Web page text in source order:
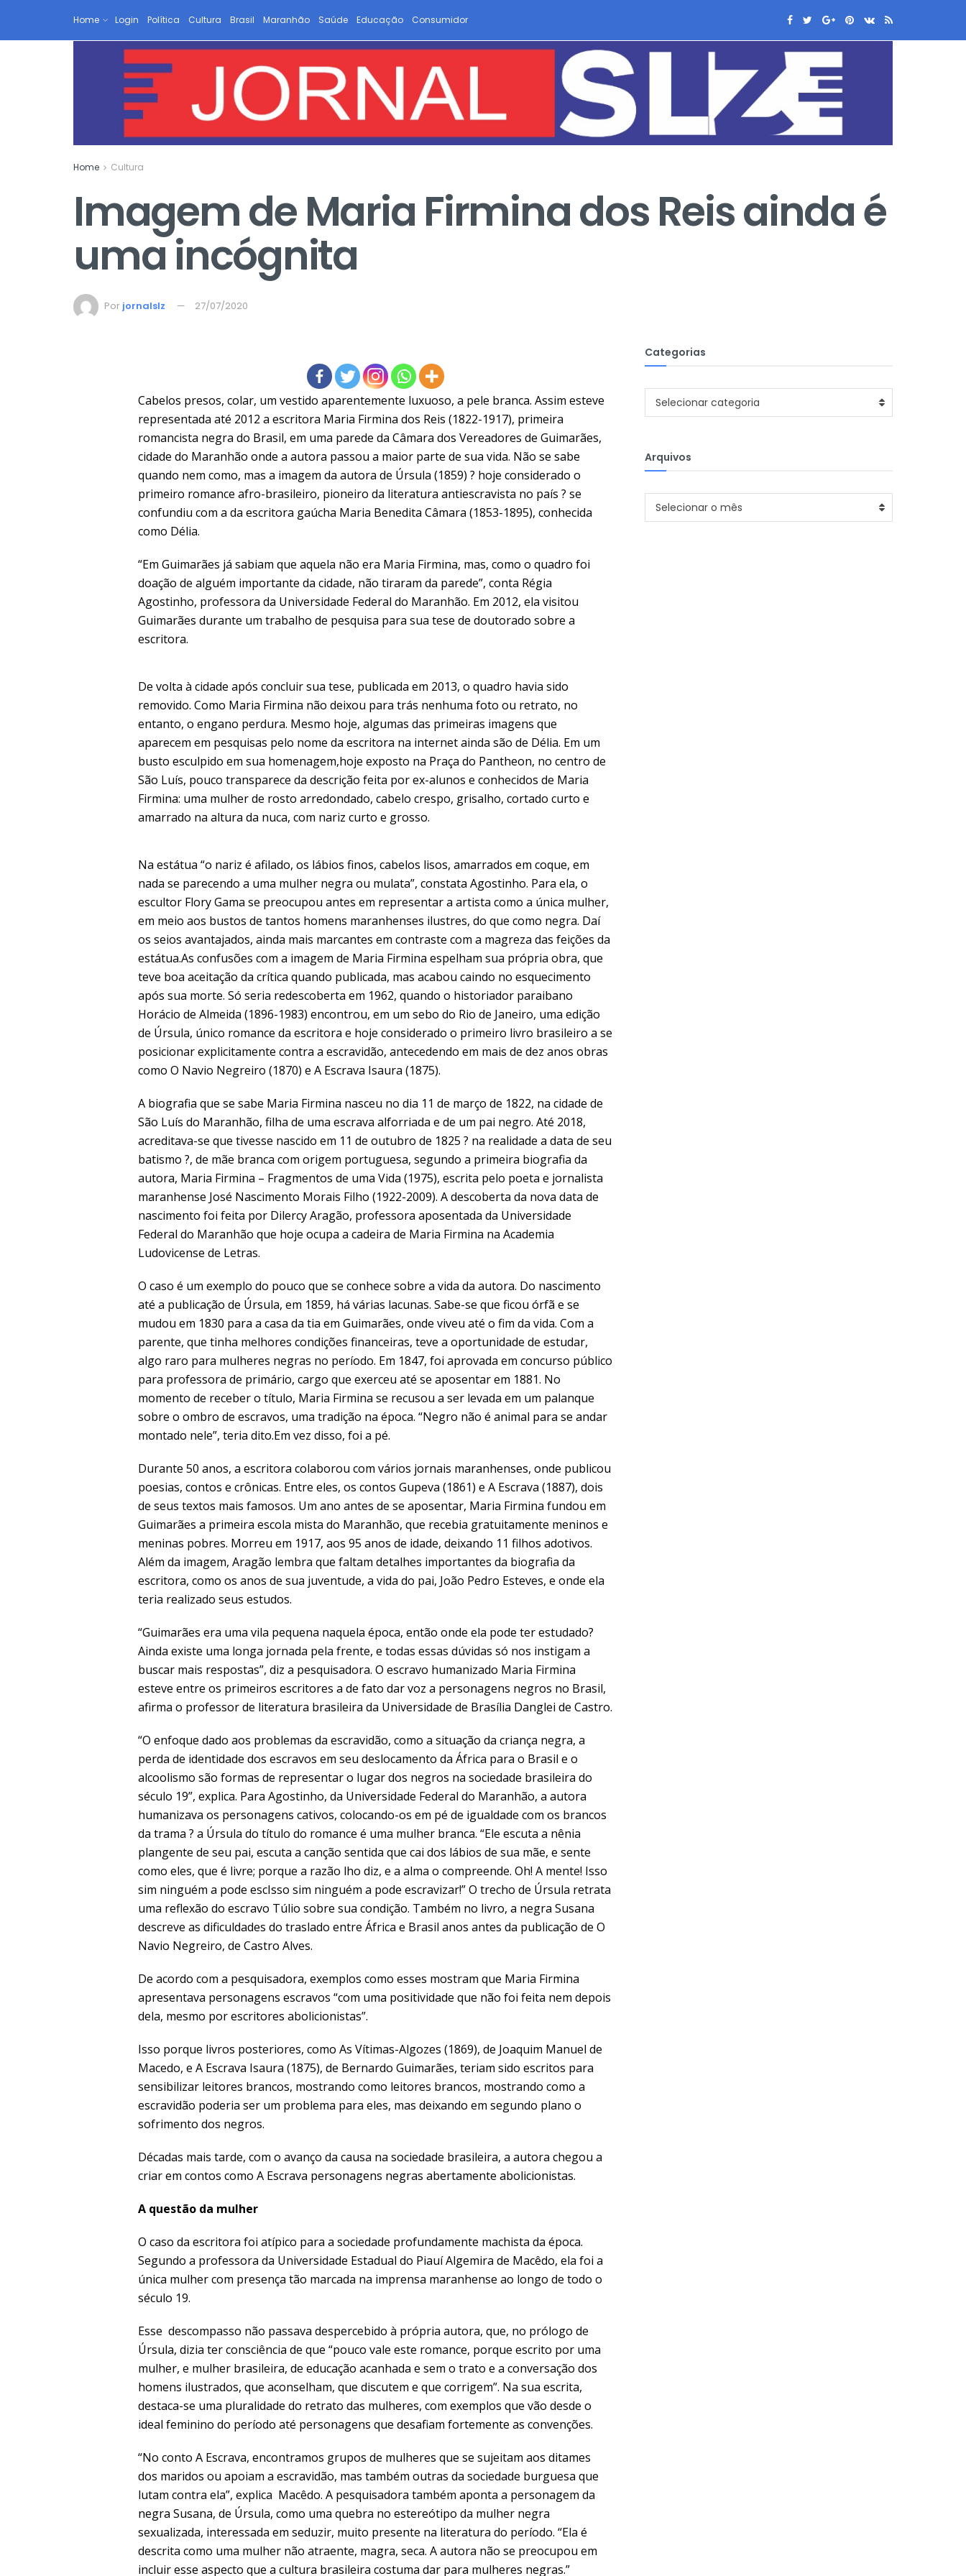
Home Login Política Cultura Brasil Maranhão Saúde Educação Consumidor
Home Cultura
Imagem de Maria Firmina dos Reis ainda é
uma incógnita
Por jornalslz 27/07/2020
Cabelos presos, colar, um vestido aparentemente luxuoso, a pele branca. Assim esteve
representada até 2012 a escritora Maria Firmina dos Reis (1822-1917), primeira
romancista negra do Brasil, em uma parede da Câmara dos Vereadores de Guimarães,
cidade do Maranhão onde a autora passou a maior parte de sua vida. Não se sabe
quando nem como, mas a imagem da autora de Úrsula (1859) ? hoje considerado o
primeiro romance afro-brasileiro, pioneiro da literatura antiescravista no país ? se
confundiu com a da escritora gaúcha Maria Benedita Câmara (1853-1895), conhecida
como Délia.
“Em Guimarães já sabiam que aquela não era Maria Firmina, mas, como o quadro foi
doação de alguém importante da cidade, não tiraram da parede”, conta Régia
Agostinho, professora da Universidade Federal do Maranhão. Em 2012, ela visitou
Guimarães durante um trabalho de pesquisa para sua tese de doutorado sobre a
escritora.
De volta à cidade após concluir sua tese, publicada em 2013, o quadro havia sido
removido. Como Maria Firmina não deixou para trás nenhuma foto ou retrato, no
entanto, o engano perdura. Mesmo hoje, algumas das primeiras imagens que
aparecem em pesquisas pelo nome da escritora na internet ainda são de Délia. Em um
busto esculpido em sua homenagem,hoje exposto na Praça do Pantheon, no centro de
São Luís, pouco transparece da descrição feita por ex-alunos e conhecidos de Maria
Firmina: uma mulher de rosto arredondado, cabelo crespo, grisalho, cortado curto e
amarrado na altura da nuca, com nariz curto e grosso.
Na estátua “o nariz é afilado, os lábios finos, cabelos lisos, amarrados em coque, em
nada se parecendo a uma mulher negra ou mulata”, constata Agostinho. Para ela, o
escultor Flory Gama se preocupou antes em representar a artista como a única mulher,
em meio aos bustos de tantos homens maranhenses ilustres, do que como negra. Daí
os seios avantajados, ainda mais marcantes em contraste com a magreza das feições da
estátua.As confusões com a imagem de Maria Firmina espelham sua própria obra, que
teve boa aceitação da crítica quando publicada, mas acabou caindo no esquecimento
após sua morte. Só seria redescoberta em 1962, quando o historiador paraibano
Horácio de Almeida (1896-1983) encontrou, em um sebo do Rio de Janeiro, uma edição
de Úrsula, único romance da escritora e hoje considerado o primeiro livro brasileiro a se
posicionar explicitamente contra a escravidão, antecedendo em mais de dez anos obras
como O Navio Negreiro (1870) e A Escrava Isaura (1875).
A biografia que se sabe Maria Firmina nasceu no dia 11 de março de 1822, na cidade de
São Luís do Maranhão, filha de uma escrava alforriada e de um pai negro. Até 2018,
acreditava-se que tivesse nascido em 11 de outubro de 1825 ? na realidade a data de seu
batismo ?, de mãe branca com origem portuguesa, segundo a primeira biografia da
autora, Maria Firmina – Fragmentos de uma Vida (1975), escrita pelo poeta e jornalista
maranhense José Nascimento Morais Filho (1922-2009). A descoberta da nova data de
nascimento foi feita por Dilercy Aragão, professora aposentada da Universidade
Federal do Maranhão que hoje ocupa a cadeira de Maria Firmina na Academia
Ludovicense de Letras.
O caso é um exemplo do pouco que se conhece sobre a vida da autora. Do nascimento
até a publicação de Úrsula, em 1859, há várias lacunas. Sabe-se que ficou órfã e se
mudou em 1830 para a casa da tia em Guimarães, onde viveu até o fim da vida. Com a
parente, que tinha melhores condições financeiras, teve a oportunidade de estudar,
algo raro para mulheres negras no período. Em 1847, foi aprovada em concurso público
para professora de primário, cargo que exerceu até se aposentar em 1881. No
momento de receber o título, Maria Firmina se recusou a ser levada em um palanque
sobre o ombro de escravos, uma tradição na época. “Negro não é animal para se andar
montado nele”, teria dito.Em vez disso, foi a pé.
Durante 50 anos, a escritora colaborou com vários jornais maranhenses, onde publicou
poesias, contos e crônicas. Entre eles, os contos Gupeva (1861) e A Escrava (1887), dois
de seus textos mais famosos. Um ano antes de se aposentar, Maria Firmina fundou em
Guimarães a primeira escola mista do Maranhão, que recebia gratuitamente meninos e
meninas pobres. Morreu em 1917, aos 95 anos de idade, deixando 11 filhos adotivos.
Além da imagem, Aragão lembra que faltam detalhes importantes da biografia da
escritora, como os anos de sua juventude, a vida do pai, João Pedro Esteves, e onde ela
teria realizado seus estudos.
“Guimarães era uma vila pequena naquela época, então onde ela pode ter estudado?
Ainda existe uma longa jornada pela frente, e todas essas dúvidas só nos instigam a
buscar mais respostas”, diz a pesquisadora. O escravo humanizado Maria Firmina
esteve entre os primeiros escritores a de fato dar voz a personagens negros no Brasil,
afirma o professor de literatura brasileira da Universidade de Brasília Danglei de Castro.
“O enfoque dado aos problemas da escravidão, como a situação da criança negra, a
perda de identidade dos escravos em seu deslocamento da África para o Brasil e o
alcoolismo são formas de representar o lugar dos negros na sociedade brasileira do
século 19”, explica. Para Agostinho, da Universidade Federal do Maranhão, a autora
humanizava os personagens cativos, colocando-os em pé de igualdade com os brancos
da trama ? a Úrsula do título do romance é uma mulher branca. “Ele escuta a nênia
plangente de seu pai, escuta a canção sentida que cai dos lábios de sua mãe, e sente
como eles, que é livre; porque a razão lho diz, e a alma o compreende. Oh! A mente! Isso
sim ninguém a pode escIsso sim ninguém a pode escravizar!” O trecho de Úrsula retrata
uma reflexão do escravo Túlio sobre sua condição. Também no livro, a negra Susana
descreve as dificuldades do traslado entre África e Brasil anos antes da publicação de O
Navio Negreiro, de Castro Alves.
De acordo com a pesquisadora, exemplos como esses mostram que Maria Firmina
apresentava personagens escravos “com uma positividade que não foi feita nem depois
dela, mesmo por escritores abolicionistas”.
Isso porque livros posteriores, como As Vítimas-Algozes (1869), de Joaquim Manuel de
Macedo, e A Escrava Isaura (1875), de Bernardo Guimarães, teriam sido escritos para
sensibilizar leitores brancos, mostrando como leitores brancos, mostrando como a
escravidão poderia ser um problema para eles, mas deixando em segundo plano o
sofrimento dos negros.
Décadas mais tarde, com o avanço da causa na sociedade brasileira, a autora chegou a
criar em contos como A Escrava personagens negras abertamente abolicionistas.
A questão da mulher
O caso da escritora foi atípico para a sociedade profundamente machista da época.
Segundo a professora da Universidade Estadual do Piauí Algemira de Macêdo, ela foi a
única mulher com presença tão marcada na imprensa maranhense ao longo de todo o
século 19.
Esse descompasso não passava despercebido à própria autora, que, no prólogo de
Úrsula, dizia ter consciência de que “pouco vale este romance, porque escrito por uma
mulher, e mulher brasileira, de educação acanhada e sem o trato e a conversação dos
homens ilustrados, que aconselham, que discutem e que corrigem”. Na sua escrita,
destaca-se uma pluralidade do retrato das mulheres, com exemplos que vão desde o
ideal feminino do período até personagens que desafiam fortemente as convenções.
“No conto A Escrava, encontramos grupos de mulheres que se sujeitam aos ditames
dos maridos ou apoiam a escravidão, mas também outras da sociedade burguesa que
lutam contra ela”, explica Macêdo. A pesquisadora também aponta a personagem da
negra Susana, de Úrsula, como uma quebra no estereótipo da mulher negra
sexualizada, interessada em seduzir, muito presente na literatura do período. “Ela é
descrita como uma mulher não atraente, magra, seca. A autora não se preocupou em
incluir esse aspecto que a cultura brasileira costuma dar para mulheres negras.”
Categorias
Categorias
Selecionar categoria
Arquivos
Arquivos
Selecionar o mês